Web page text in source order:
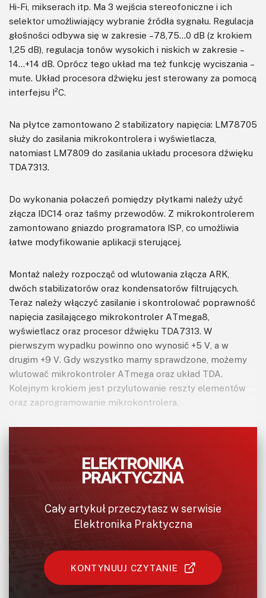
Hi-Fi, mikserach itp. Ma 3 wejścia stereofoniczne i ich
selektor umożliwiający wybranie źródła sygnału. Regulacja
głośności odbywa się w zakresie –78,75…0 dB (z krokiem
1,25 dB), regulacja tonów wysokich i niskich w zakresie –
14…+14 dB. Oprócz tego układ ma też funkcję wyciszania –
mute. Układ procesora dźwięku jest sterowany za pomocą
interfejsu I²C.
Na płytce zamontowano 2 stabilizatory napięcia: LM78705
służy do zasilania mikrokontrolera i wyświetlacza,
natomiast LM7809 do zasilania układu procesora dźwięku
TDA7313.
Do wykonania połaczeń pomiędzy płytkami należy użyć
złącza IDC14 oraz taśmy przewodów. Z mikrokontrolerem
zamontowano gniazdo programatora ISP, co umożliwia
łatwe modyfikowanie aplikacji sterującej.
Montaż należy rozpocząć od wlutowania złącza ARK,
dwóch stabilizatorów oraz kondensatorów filtrujących.
Teraz należy włączyć zasilanie i skontrolować poprawność
napięcia zasilającego mikrokontroler ATmega8,
wyświetlacz oraz procesor dźwięku TDA7313. W
pierwszym wypadku powinno ono wynosić +5 V, a w
drugim +9 V. Gdy wszystko mamy sprawdzone, możemy
wlutować mikrokontroler ATmega oraz układ TDA.
Kolejnym krokiem jest przylutowanie reszty elementów
oraz zaprogramowanie mikrokontrolera.
Cały artykuł przeczytasz w serwisie
Elektronika Praktyczna
KONTYNUUJ CZYTANIE